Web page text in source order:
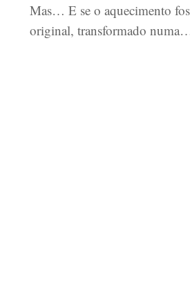
Mas… E se o aquecimento
original, transformado